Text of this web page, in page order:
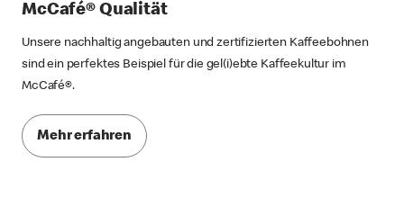
McCafé® Qualität
Unsere nachhaltig angebauten und zertifizierten Kaffeebohnen
sind ein perfektes Beispiel für die gel(i)ebte Kaffeekultur im
McCafé®.
Mehr erfahren